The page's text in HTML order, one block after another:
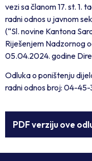
vezi sa članom 17. st. 1.
radni odnos u javnom
(“Sl. novine Kantona
Riješenjem Nadzornog
05.04.2024. godine
Odluka o poništenju
radni odnos broj: 04-
PDF verziju ove